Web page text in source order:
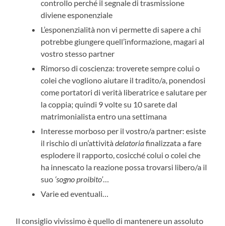
controllo perché il segnale di trasmissione
diviene esponenziale
L’esponenzialità non vi permette di sapere a chi
potrebbe giungere quell’informazione, magari al
vostro stesso partner
Rimorso di coscienza: troverete sempre colui o
colei che vogliono aiutare il tradito/a, ponendosi
come portatori di verità liberatrice e salutare per
la coppia; quindi 9 volte su 10 sarete dal
matrimonialista entro una settimana
Interesse morboso per il vostro/a partner: esiste
il rischio di un’attivitàdelatoriafinalizzata a fare
esplodere il rapporto, cosicché colui o colei che
ha innescato la reazione possa trovarsi libero/a il
suo ‘sogno proibito’…
Varie ed eventuali…
Il consiglio vivissimo è quello di mantenere un assoluto